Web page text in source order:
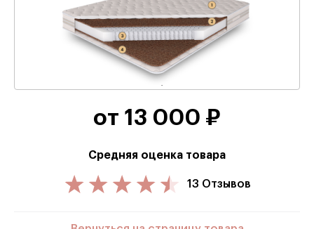
от 13 000 ₽
Средняя оценка товара
13 Отзывов